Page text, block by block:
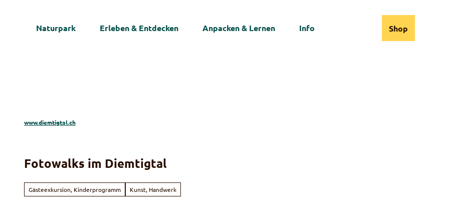
Naturpark Erleben & Entdecken Anpacken & Lernen Info Informationen
SucheShop
www.diemtigtal.ch
Fotowalks im Diemtigtal
Gästeexkursion, Kinderprogramm Kunst, Handwerk